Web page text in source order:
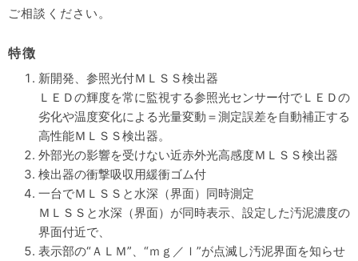
ご相談ください。
特徴
新開発、参照光付ＭＬＳＳ検出器
ＬＥＤの輝度を常に監視する参照光センサー付でＬＥＤの
劣化や温度変化による光量変動＝測定誤差を自動補正する
高性能ＭＬＳＳ検出器。
外部光の影響を受けない近赤外光高感度ＭＬＳＳ検出器
検出器の衝撃吸収用緩衝ゴム付
一台でＭＬＳＳと水深（界面）同時測定
ＭＬＳＳと水深（界面）が同時表示、設定した汚泥濃度の
界面付近で、
表示部の“ＡＬＭ”、“ｍｇ／ｌ”が点滅し汚泥界面を知らせ